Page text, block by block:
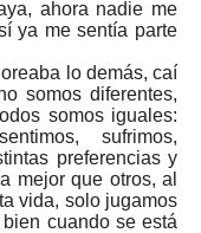
ahora nadie me
ya me sentía parte
lo demás, caí
somos diferentes,
somos iguales:
sufrimos,
preferencias y
mejor que otros, al
vida, solo jugamos
cuando se está